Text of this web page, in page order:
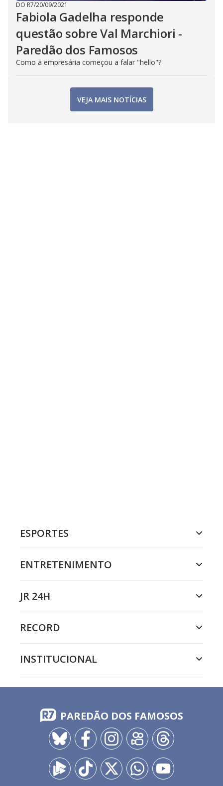
DO R7/20/09/2021
Fabiola Gadelha responde
questão sobre Val Marchiori -
Paredão dos Famosos
Como a empresária começou a falar "hello"?
VEJA MAIS NOTÍCIAS
ESPORTES
ENTRETENIMENTO
JR 24H
RECORD
INSTITUCIONAL
PAREDÃO DOS FAMOSOS